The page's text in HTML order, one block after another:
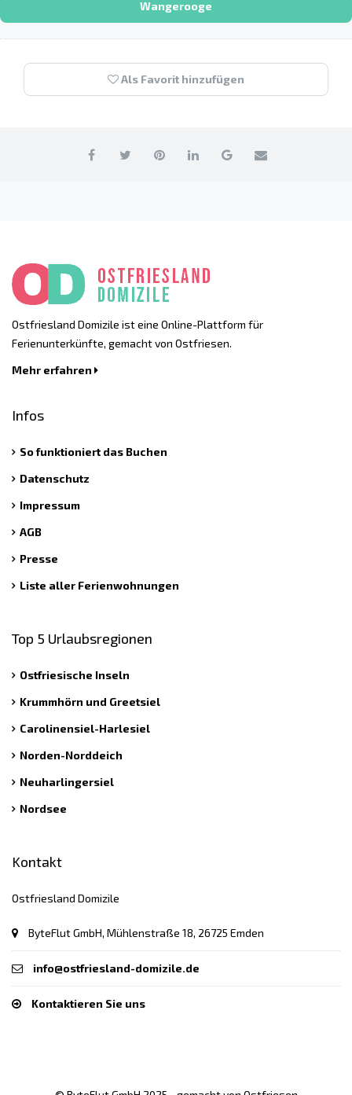
Wangerooge
Als Favorit hinzufügen
Ostfriesland Domizile ist eine Online-Plattform für
Ferienunterkünfte, gemacht von Ostfriesen.
Mehr erfahren
Infos
So funktioniert das Buchen
Datenschutz
Impressum
AGB
Presse
Liste aller Ferienwohnungen
Top 5 Urlaubsregionen
Ostfriesische Inseln
Krummhörn und Greetsiel
Carolinensiel-Harlesiel
Norden-Norddeich
Neuharlingersiel
Nordsee
Kontakt
Ostfriesland Domizile
ByteFlut GmbH, Mühlenstraße 18, 26725 Emden
info@ostfriesland-domizile.de
Kontaktieren Sie uns